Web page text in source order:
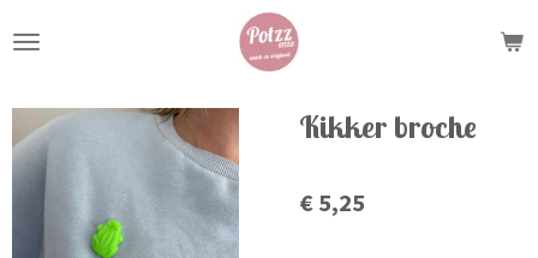
direct
de
hoofdinhoud
Kikker broche
€ 5,25